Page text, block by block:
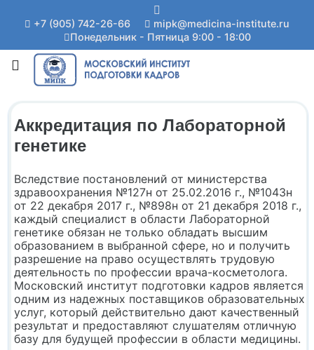
+7 (905) 742-26-66
mipk@medicina-institute.ru
Понедельник - Пятница 9:00 - 18:00
Аккредитация по Лабораторной
генетике
Вследствие постановлений от министерства
здравоохранения №127н от 25.02.2016 г., №1043н
от 22 декабря 2017 г., №898н от 21 декабря 2018 г.,
каждый специалист в области Лабораторной
генетике обязан не только обладать высшим
образованием в выбранной сфере, но и получить
разрешение на право осуществлять трудовую
деятельность по профессии врача-косметолога.
Московский институт подготовки кадров является
одним из надежных поставщиков образовательных
услуг, который действительно дают качественный
результат и предоставляют слушателям отличную
базу для будущей профессии в области медицины.